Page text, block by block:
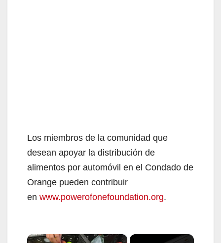
Los miembros de la comunidad que
desean apoyar la distribución de
alimentos por automóvil en el Condado de
Orange pueden contribuir
en www.powerofonefoundation.org.
×